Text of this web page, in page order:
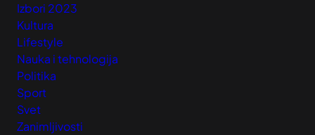
Izbori 2023
Kultura
Lifestyle
Nauka i tehnologija
Politika
Sport
Svet
Zanimljivosti